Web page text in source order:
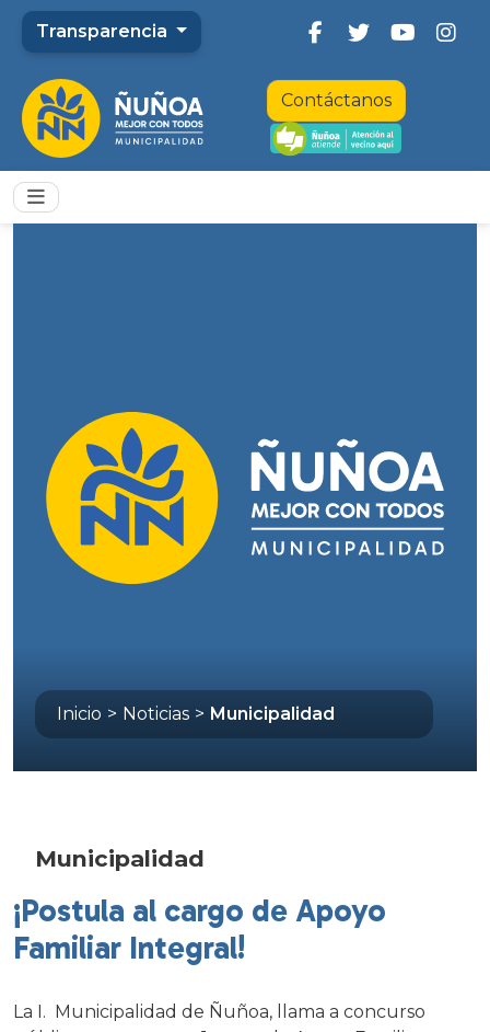
Transparencia
Contáctanos
Inicio > Noticias > Municipalidad
Municipalidad
¡Postula al cargo de Apoyo
Familiar Integral!
La I. Municipalidad de Ñuñoa, llama a concurso